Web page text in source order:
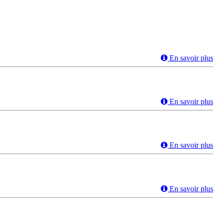
En savoir plus
En savoir plus
En savoir plus
En savoir plus